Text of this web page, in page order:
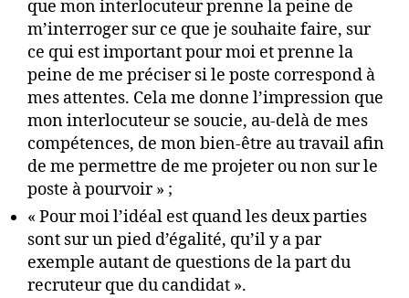
que mon interlocuteur prenne la peine de
m’interroger sur ce que je souhaite faire, sur
ce qui est important pour moi et prenne la
peine de me préciser si le poste correspond à
mes attentes. Cela me donne l’impression que
mon interlocuteur se soucie, au-delà de mes
compétences, de mon bien-être au travail afin
de me permettre de me projeter ou non sur le
poste à pourvoir » ;
« Pour moi l’idéal est quand les deux parties
sont sur un pied d’égalité, qu’il y a par
exemple autant de questions de la part du
recruteur que du candidat ».